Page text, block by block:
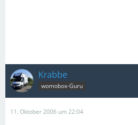
Krabbe
womobox-Guru
11. Oktober 2006 um 22:04